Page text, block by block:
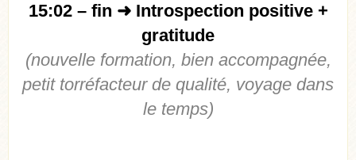
15:02 – fin ➜ Introspection positive +
gratitude
(nouvelle formation, bien accompagnée,
petit torréfacteur de qualité, voyage dans
le temps)